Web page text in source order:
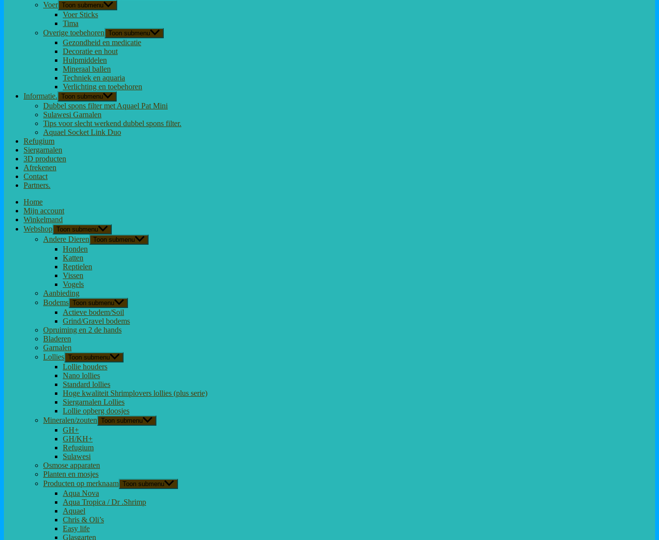
Voer Toon submenu
Voer Sticks
Tima
Overige toebehoren Toon submenu
Gezondheid en medicatie
Decoratie en hout
Hulpmiddelen
Mineraal ballen
Techniek en aquaria
Verlichting en toebehoren
Informatie. Toon submenu
Dubbel spons filter met Aquael Pat Mini
Sulawesi Garnalen
Tips voor slecht werkend dubbel spons filter.
Aquael Socket Link Duo
Refugium
Siergarnalen
3D producten
Afrekenen
Contact
Partners.
Home
Mijn account
Winkelmand
Webshop Toon submenu
Andere Dieren Toon submenu
Honden
Katten
Reptielen
Vissen
Vogels
Aanbieding
Bodems Toon submenu
Actieve bodem/Soil
Grind/Gravel bodems
Opruiming en 2 de hands
Bladeren
Garnalen
Lollies Toon submenu
Lollie houders
Nano lollies
Standard lollies
Hoge kwaliteit Shrimplovers lollies (plus serie)
Siergarnalen Lollies
Lollie opberg doosjes
Mineralen/zouten Toon submenu
GH+
GH/KH+
Refugium
Sulawesi
Osmose apparaten
Planten en mosjes
Producten op merknaam Toon submenu
Aqua Nova
Aqua Tropica / Dr .Shrimp
Aquael
Chris & Oli’s
Easy life
Glasgarten